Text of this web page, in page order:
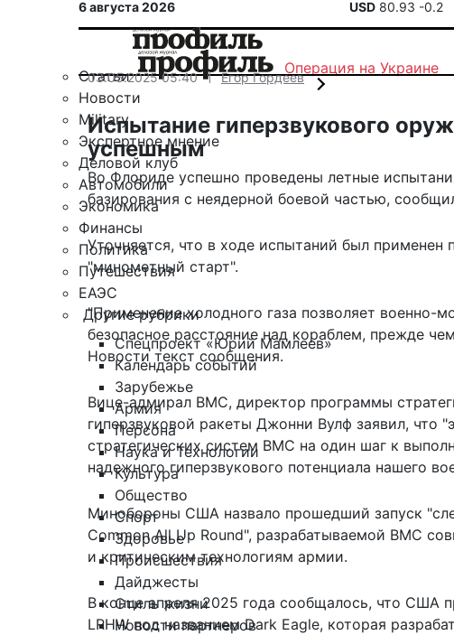
6 августа 2026 USD 80.93 -0.2
Статьи
Новости
Military
Экспертное мнение
Деловой клуб
Автомобили
Экономика
Финансы
Политика
Путешествия
ЕАЭС
Другие рубрики
Спецпроект «Юрий Мамлеев»
Календарь событий
Зарубежье
Армия
Персона
Наука и Технологии
Культура
Общество
Спорт
Здоровье
Происшествия
Дайджесты
Стиль жизни
Новости партнеров
Операция на Украине
03.05.2025 05:40 Егор Гордеев
Испытание гиперзвукового
успешным
Во Флориде успешно проведены летные
базирования с неядерной боевой частью,
Уточняется, что в ходе испытаний был применен
"минометный старт".
"Применение холодного газа позволяет военно-
безопасное расстояние над кораблем, прежде
Новости текст сообщения.
Вице-адмирал ВМС, директор программы
гиперзвуковой ракеты Джонни Вулф заявил, что
стратегических систем ВМС на один шаг к
надежного гиперзвукового потенциала нашего
Минобороны США назвало прошедший запуск
Common All Up Round", разрабатываемой ВМС
и критическим технологиям армии.
В конце апреля 2025 года сообщалось, что США
LRHW под названием Dark Eagle, которая